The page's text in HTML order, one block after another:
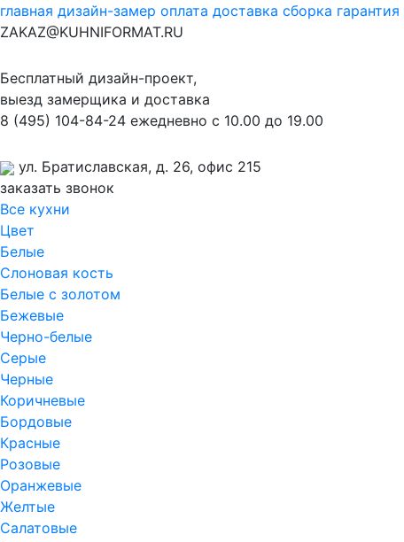
главная дизайн-замер оплата доставка сборка гарантия
ZAKAZ@KUHNIFORMAT.RU
Бесплатный дизайн-проект,
выезд замерщика и доставка
8 (495) 104-84-24 ежедневно с 10.00 до 19.00
ул. Братиславская, д. 26, офис 215
заказать звонок
Все кухни
Цвет
Белые
Слоновая кость
Белые с золотом
Бежевые
Черно-белые
Серые
Черные
Коричневые
Бордовые
Красные
Розовые
Оранжевые
Желтые
Салатовые